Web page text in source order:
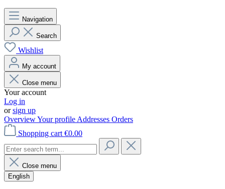
Navigation
Search
Wishlist
My account
Close menu
Your account
Log in
orsign up
OverviewYour profile Addresses Orders
Shopping cart €0.00
Close menu
English